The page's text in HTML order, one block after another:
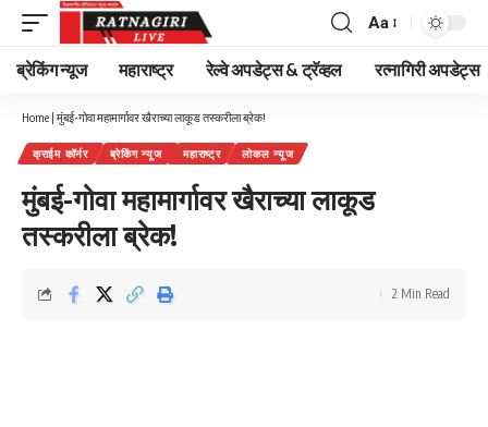
Font
Resizer
Aa
ब्रेकिंग न्यूज महाराष्ट्र रेल्वे अपडेट्स & ट्रॅव्हल रत्नागिरी अपडेट्स
Home | मुंबई-गोवा महामार्गावर खैराच्या लाकूड तस्करीला ब्रेक!
क्राईम कॉर्नर ब्रेकिंग न्यूज महाराष्ट्र लोकल न्यूज
मुंबई-गोवा महामार्गावर खैराच्या लाकूड
तस्करीला ब्रेक!
2 Min Read